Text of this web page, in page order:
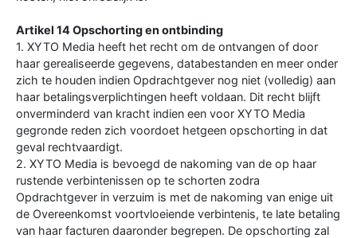
Artikel 14 Opschorting en ontbinding
1. XYTO Media heeft het recht om de ontvangen of door
haar gerealiseerde gegevens, databestanden en meer onder
zich te houden indien Opdrachtgever nog niet (volledig) aan
haar betalingsverplichtingen heeft voldaan. Dit recht blijft
onverminderd van kracht indien een voor XYTO Media
gegronde reden zich voordoet hetgeen opschorting in dat
geval rechtvaardigt.
2. XYTO Media is bevoegd de nakoming van de op haar
rustende verbintenissen op te schorten zodra
Opdrachtgever in verzuim is met de nakoming van enige uit
de Overeenkomst voortvloeiende verbintenis, te late betaling
van haar facturen daaronder begrepen. De opschorting zal